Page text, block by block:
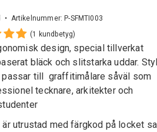
• Artikelnummer: P-SFMTI003
(1 kundbetyg)
design, special tillverkat
bläck och slitstarka uddar.
passar till graffitimålare såväl som
tecknare, arkitekter och
är utrustad med färgkod på locket